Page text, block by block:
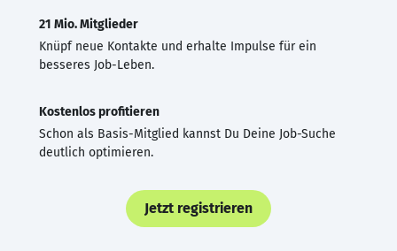
21 Mio. Mitglieder
Knüpf neue Kontakte und erhalte Impulse für ein
besseres Job-Leben.
Kostenlos profitieren
Schon als Basis-Mitglied kannst Du Deine Job-Suche
deutlich optimieren.
Jetzt registrieren